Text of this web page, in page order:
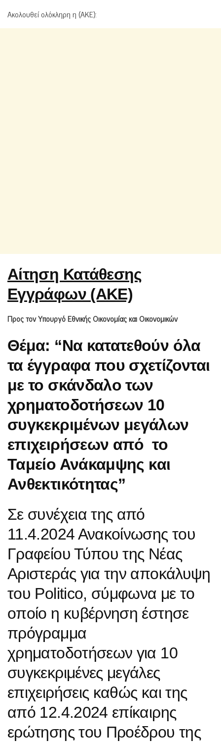
Ακολουθεί ολόκληρη η (ΑΚΕ):
Αίτηση Κατάθεσης
Εγγράφων (ΑΚΕ)
Προς τον Υπουργό Εθνικής Οικονομίας και Οικονομικών
Θέμα: “Να κατατεθούν όλα
τα έγγραφα που σχετίζονται
με το σκάνδαλο των
χρηματοδοτήσεων 10
συγκεκριμένων μεγάλων
επιχειρήσεων από το
Ταμείο Ανάκαμψης και
Ανθεκτικότητας”
Σε συνέχεια της από
11.4.2024 Ανακοίνωσης του
Γραφείου Τύπου της Νέας
Αριστεράς για την αποκάλυψη
του Politico, σύμφωνα με το
οποίο η κυβέρνηση έστησε
πρόγραμμα
χρηματοδοτήσεων για 10
συγκεκριμένες μεγάλες
επιχειρήσεις καθώς και της
από 12.4.2024 επίκαιρης
ερώτησης του Προέδρου της